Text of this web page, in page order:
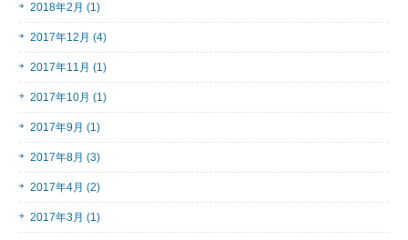
2018年2月 (1)
2017年12月 (4)
2017年11月 (1)
2017年10月 (1)
2017年9月 (1)
2017年8月 (3)
2017年4月 (2)
2017年3月 (1)